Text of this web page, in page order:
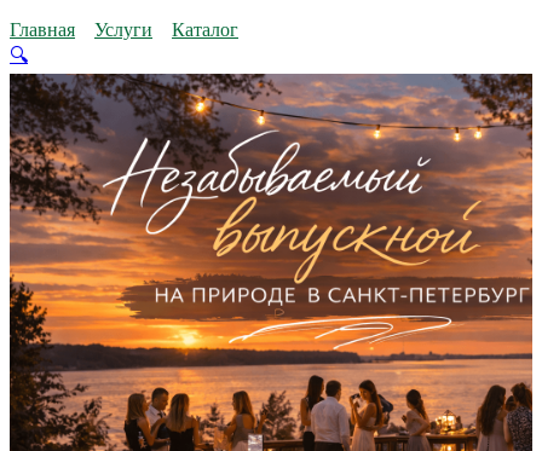
Главная
Услуги
Каталог
🔍